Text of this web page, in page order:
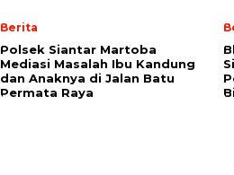
Berita
Polsek Siantar Martoba
Mediasi Masalah Ibu Kandung
dan Anaknya di Jalan Batu
Permata Raya